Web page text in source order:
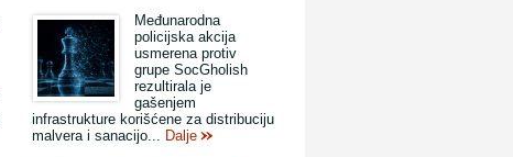
Međunarodna
policijska akcija
usmerena protiv
grupe SocGholish
rezultirala je
gašenjem
infrastrukture korišćene za distribuciju
malvera i sanacijo... Dalje